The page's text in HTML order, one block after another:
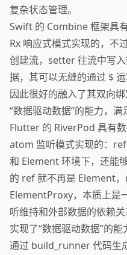
复杂状态管理。
Swift 的 Combine 框架具
Rx 响应式模式实现的，不
创建流，setter 往流中写
据，其可以无缝的通过 $
因此很好的融入了其双向
“数据驱动数据”的能力，满
Flutter 的 RiverPod 具有
atom 监听模式实现的：
和 Element 环境下，还能
的 ref 就不再是 Element
ElementProxy，本质上是
听维持和外部数据的依赖
实现了“数据驱动数据”的
通过 build_runner 代码生